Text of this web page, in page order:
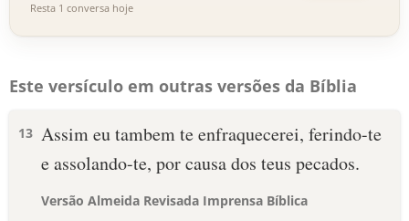
Resta 1 conversa hoje
Este versículo em outras versões da Bíblia
13 Assim eu tambem te enfraquecerei, ferindo-te
e assolando-te, por causa dos teus pecados.
Versão Almeida Revisada Imprensa Bíblica